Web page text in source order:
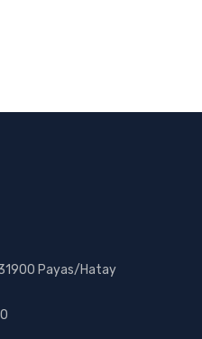
31900 Payas/Hatay